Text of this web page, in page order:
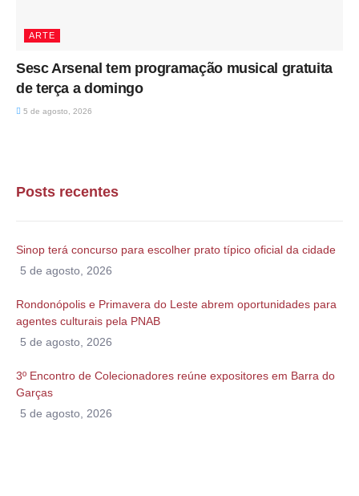
ARTE
Sesc Arsenal tem programação musical gratuita
de terça a domingo
5 de agosto, 2026
Posts recentes
Sinop terá concurso para escolher prato típico oficial da cidade
5 de agosto, 2026
Rondonópolis e Primavera do Leste abrem oportunidades para
agentes culturais pela PNAB
5 de agosto, 2026
3º Encontro de Colecionadores reúne expositores em Barra do
Garças
5 de agosto, 2026